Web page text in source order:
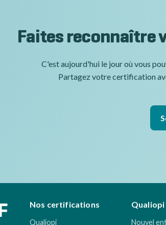
Faites reconnaître
C'est aujourd'hui le jour où vous
Partagez votre certification
Nos certifications
Qualiopi
Qualiopi
Nouvel